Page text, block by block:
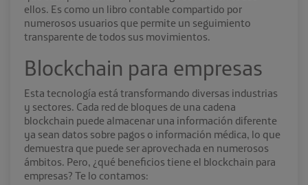
ellos. Es como un libro contable compartido por
numerosos usuarios que permite un seguimiento
transparente de todos sus movimientos.
Blockchain para empresas
Esta tecnología está transformando diversas industrias
y sectores. Cada red de bloques de una cadena
blockchain puede almacenar una información diferente
ya sean datos sobre pagos o información médica, lo que
demuestra que puede ser aprovechada en numerosos
ámbitos. Pero, ¿qué beneficios tiene el blockchain para
empresas? Te lo contamos: